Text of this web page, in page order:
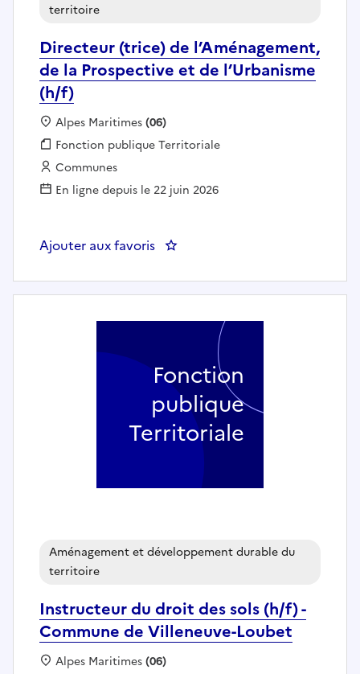
Directeur (trice) de l’Aménagement,
de la Prospective et de l’Urbanisme
(h/f)
territoire
Localisation :
Alpes Maritimes(06)
Fonction publique :
Fonction publique Territoriale
Employeur :
Communes
En ligne depuis le 22 juin 2026
Ajouter aux favoris : Directeur (trice) de
Instructeur du droit des sols (h/f) -
Commune de Villeneuve-Loubet
Aménagement et développement durable du
territoire
Localisation :
Alpes Maritimes(06)
Fonction
publique
Territoriale